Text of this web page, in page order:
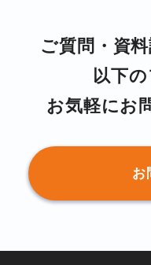
ご質問・資
以下
お気軽にお
お